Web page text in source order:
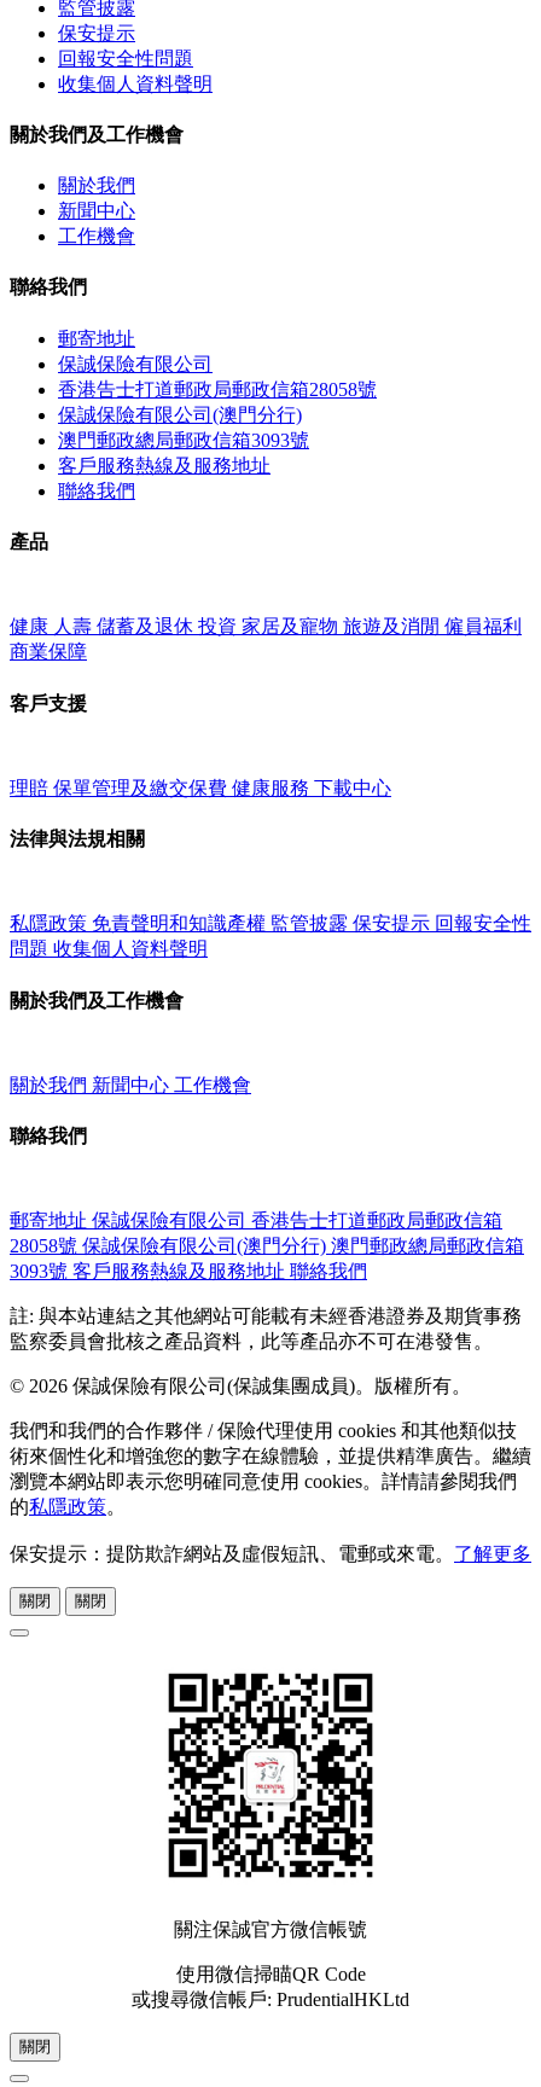
監管披露
保安提示
回報安全性問題
收集個人資料聲明
關於我們及工作機會
關於我們
新聞中心
工作機會
聯絡我們
郵寄地址
保誠保險有限公司
香港告士打道郵政局郵政信箱28058號
保誠保險有限公司(澳門分行)
澳門郵政總局郵政信箱3093號
客戶服務熱線及服務地址
聯絡我們
產品
健康 人壽 儲蓄及退休 投資 家居及寵物 旅遊及消閒 僱員福利
商業保障
客戶支援
理賠 保單管理及繳交保費 健康服務 下載中心
法律與法規相關
私隱政策 免責聲明和知識產權 監管披露 保安提示 回報安全性
問題 收集個人資料聲明
關於我們及工作機會
關於我們 新聞中心 工作機會
聯絡我們
郵寄地址 保誠保險有限公司 香港告士打道郵政局郵政信箱
28058號 保誠保險有限公司(澳門分行) 澳門郵政總局郵政信箱
3093號 客戶服務熱線及服務地址 聯絡我們
註: 與本站連結之其他網站可能載有未經香港證券及期貨事務
監察委員會批核之產品資料，此等產品亦不可在港發售。
© 2026 保誠保險有限公司(保誠集團成員)。版權所有。
我們和我們的合作夥伴 / 保險代理使用 cookies 和其他類似技
術來個性化和增強您的數字在線體驗，並提供精準廣告。繼續
瀏覽本網站即表示您明確同意使用 cookies。詳情請參閱我們
的私隱政策。
保安提示：提防欺詐網站及虛假短訊、電郵或來電。 了解更多
關閉 關閉
關注保誠官方微信帳號
使用微信掃瞄QR Code
或搜尋微信帳戶: PrudentialHKLtd
關閉